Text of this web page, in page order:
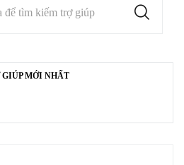
để tìm kiếm trợ giúp
GIÚP MỚI NHẤT